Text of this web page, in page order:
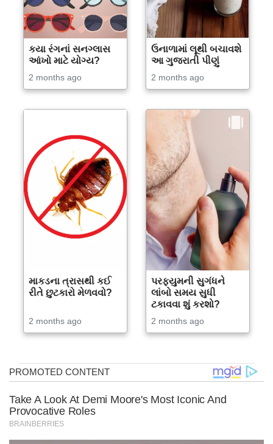
કયા રંગનાં સનગ્લાસ
આંખો માટે યોગ્ય?
2 months ago
ઉનાળામાં લૂથી બચાવશે
આ ગુજરાતી પીણું
2 months ago
માકડના ત્રાસથી કઈ
રીતે છુટકારો મેળવવો?
2 months ago
પરફ્યુમની સુગંધને
લાંબો સમય સુધી
ટકાવવા શું કરશો?
2 months ago